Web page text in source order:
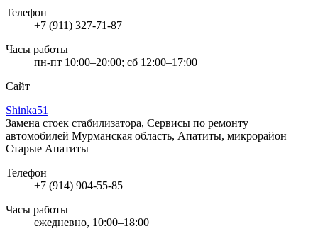
Телефон
+7 (911) 327-71-87
Часы работы
пн-пт 10:00–20:00; сб 12:00–17:00
Сайт
Shinka51
Замена стоек стабилизатора, Сервисы по ремонту
автомобилей Мурманская область, Апатиты, микрорайон
Старые Апатиты
Телефон
+7 (914) 904-55-85
Часы работы
ежедневно, 10:00–18:00